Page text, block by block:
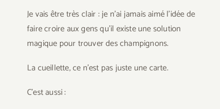
Je vais être très clair : je n’ai jamais aimé l’idée de
faire croire aux gens qu’il existe une solution
magique pour trouver des champignons.
La cueillette, ce n’est pas juste une carte.
C’est aussi :